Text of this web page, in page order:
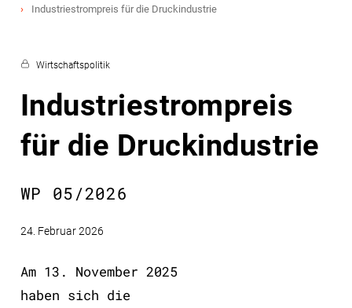
Industriestrompreis für die Druckindustrie
Wirtschaftspolitik
Industriestrompreis
für die Druckindustrie
WP 05/2026
24. Februar 2026
Am 13. November 2025
haben sich die